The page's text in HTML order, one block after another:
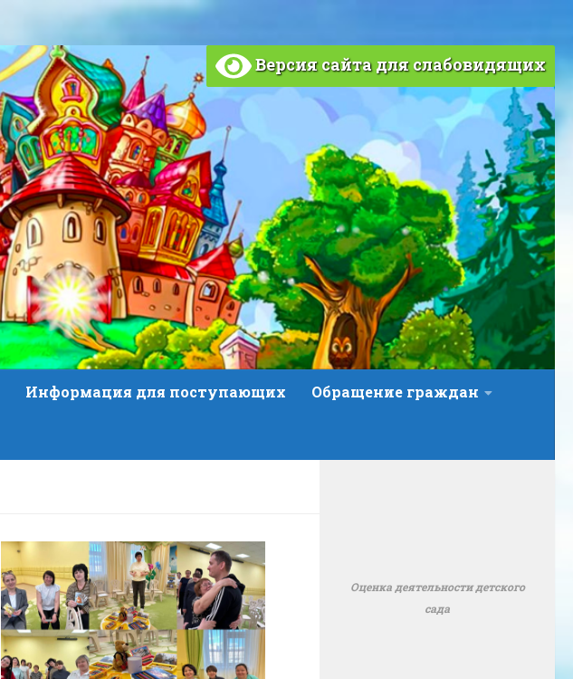
Версия сайта для слабовидящих
Информация для поступающих Обращение граждан
Оценка деятельности детского
сада